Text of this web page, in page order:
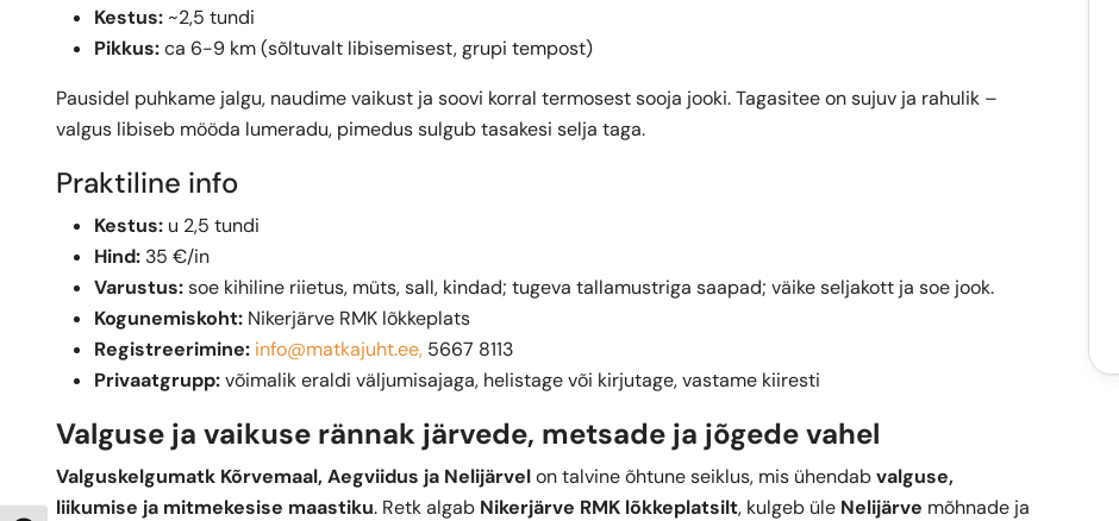
Kestus: ~2,5 tundi
Pikkus:ca 6-9 km (sõltuvalt libisemisest, grupi tempost)
Pausidel puhkame jalgu, naudime vaikust ja soovi korral termosest sooja jooki. Tagasitee on sujuv ja rahulik –
valgus libiseb mööda lumeradu, pimedus sulgub tasakesi selja taga.
Praktiline info
Kestus: u 2,5 tundi
Hind: 35 €/in
Varustus:soe kihiline riietus, müts, sall, kindad; tugeva tallamustriga saapad; väike seljakott ja soe jook.
Kogunemiskoht: Nikerjärve RMK lõkkeplats
Registreerimine: info@matkajuht.ee, 5667 8113
Privaatgrupp:võimalik eraldi väljumisajaga, helistage või kirjutage, vastame kiiresti
Valguse ja vaikuse rännak järvede, metsade ja jõgede vahel
Valguskelgumatk Kõrvemaal, Aegviidus ja Nelijärvelon talvine õhtune seiklus, mis ühendabvalguse,
liikumise ja mitmekesise maastiku. Retk algab Nikerjärve RMK lõkkeplatsilt, kulgeb üle Nelijärve mõhnade ja